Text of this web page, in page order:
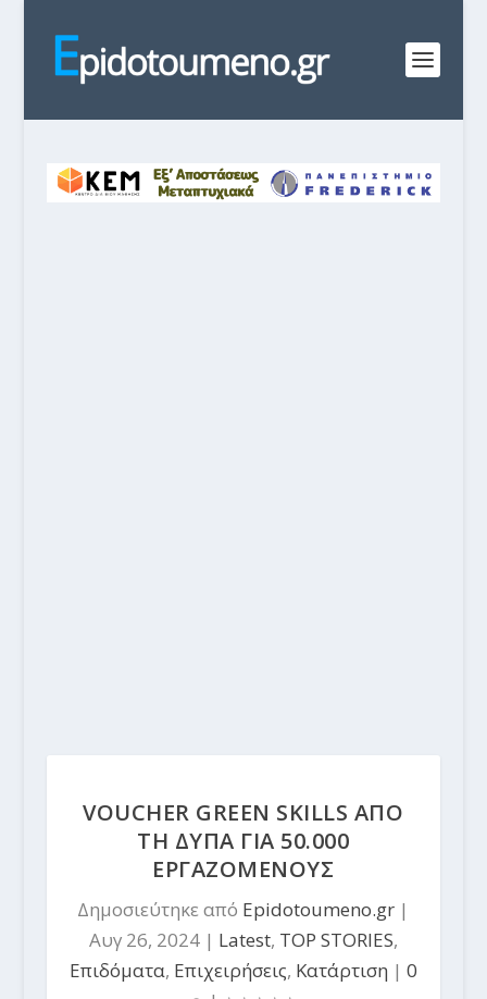
VOUCHER GREEN SKILLS ΑΠΟ
ΤΗ ΔΥΠΑ ΓΙΑ 50.000
EΡΓΑΖΟΜΕΝΟΥΣ
Δημοσιεύτηκε από Epidotoumeno.gr |
Αυγ 26, 2024| Latest, TOP STORIES,
Επιδόματα, Επιχειρήσεις, Κατάρτιση | 0